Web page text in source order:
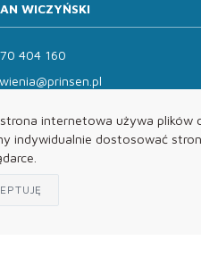
internetowa używa plików
indywidualnie dostosować
WICZYŃSKI
404 160
14:00 Sob: zamknięte